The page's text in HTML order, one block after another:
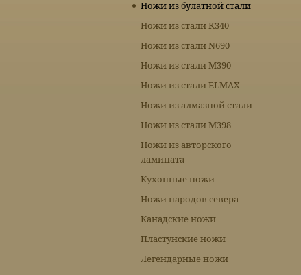
Ножи из булатной стали
Ножи из стали К340
Ножи из стали N690
Ножи из стали М390
Ножи из стали ELMAX
Ножи из алмазной стали
Ножи из стали М398
Ножи из авторского
ламината
Кухонные ножи
Ножи народов севера
Канадские ножи
Пластунские ножи
Легендарные ножи